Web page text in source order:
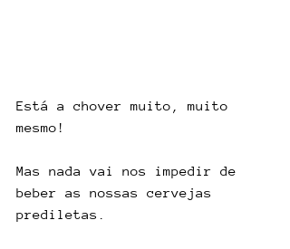
Está a chover muito, muito
mesmo!
Mas nada vai nos impedir de
beber as nossas cervejas
prediletas.